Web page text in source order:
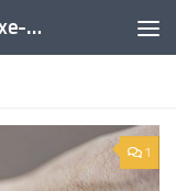
Fausse Rolex-replique montre de luxe-montre pas cher
1